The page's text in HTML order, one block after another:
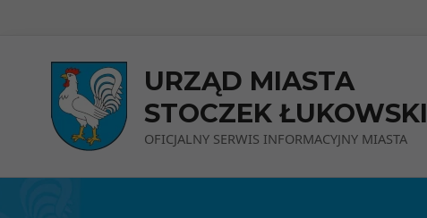
URZĄD MIASTA
STOCZEK ŁUKOWSKI
OFICJALNY SERWIS INFORMACYJNY MIASTA